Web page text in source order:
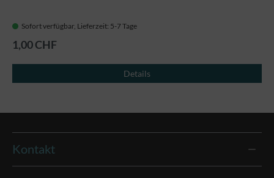
Sofort verfügbar, Lieferzeit: 5-7 Tage
1,00 CHF
Details
Kontakt